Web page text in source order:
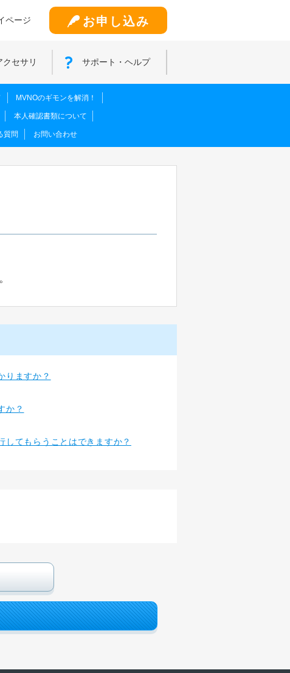
ページ お申し込み
セサリ サポート・ヘルプ
MVNOのギモンを解消！
本人確認書類について
質問 お問い合わせ
りますか？
か？
してもらうことはできますか？